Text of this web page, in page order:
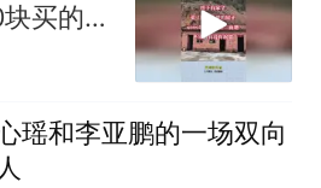
买的还
瑶和李亚鹏的一场双向